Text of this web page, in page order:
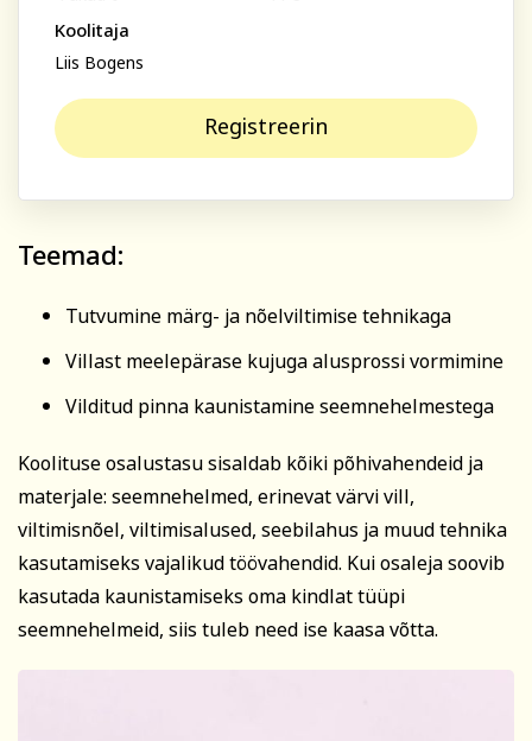
Tekstiil ja käsitöö
Kultuur ja ühiskond Veebi- ja videoõpe
Koolitaja
Liis Bogens
Registreerin
Teemad:
Tutvumine märg- ja nõelviltimise tehnikaga
Villast meelepärase kujuga alusprossi vormimine
Vilditud pinna kaunistamine seemnehelmestega
Koolituse osalustasu sisaldab kõiki põhivahendeid ja
materjale: seemnehelmed, erinevat värvi vill,
viltimisnõel, viltimisalused, seebilahus ja muud tehnika
kasutamiseks vajalikud töövahendid. Kui osaleja soovib
kasutada kaunistamiseks oma kindlat tüüpi
seemnehelmeid, siis tuleb need ise kaasa võtta.
Isikukood
nimekaimudega.
Tasumine
Tasun ise
(Nt ettevõte, omavalitsus vm)
Tutvu õppetöö korraldusega!
Koolitusel osalemiseks tuleb õppetasu tasuda arvel
märgitud tähtajaks, mis saadetakse koos
registreerumise kinnitusega (reeglina on tähtaeg kaks
nädalat enne koolituse algust). Kokkuleppel
koolitussekretäriga ja koolituslepingu sõlmimisega on
võimalik tasuda osade kaupa.
Koolitusest loobumise korral palume sellest Tartu